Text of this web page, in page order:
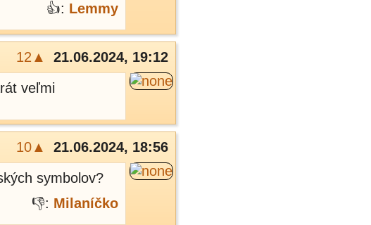
👍: Lemmy
12▲
21.06.2024, 19:12
veľmi
10▲
21.06.2024, 18:56
symbolov?
👎: Milaníčko